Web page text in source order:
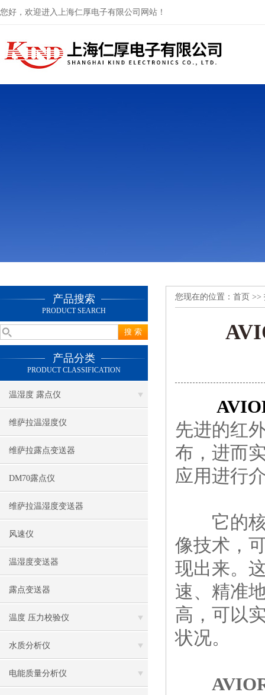
您好，欢迎进入上海仁厚电子有限公司网站！
产品搜索
PRODUCT SEARCH
产品分类
PRODUCT CLASSIFICATION
温湿度 露点仪
维萨拉温湿度仪
维萨拉露点变送器
DM70露点仪
维萨拉温湿度变送器
风速仪
温湿度变送器
露点变送器
温度 压力校验仪
水质分析仪
电能质量分析仪
您现在的位置： 首页 >>
先进的红
布，进而
应用进行
它的核
像技术，
现出来。
速、精准
高，可以
状况。